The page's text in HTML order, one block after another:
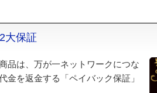
大保証
品は、万が一ネットワークにつな
金を返金する「ペイバック保証」